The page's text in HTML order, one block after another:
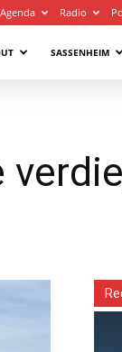
Agenda Radio
SASSENHEIM